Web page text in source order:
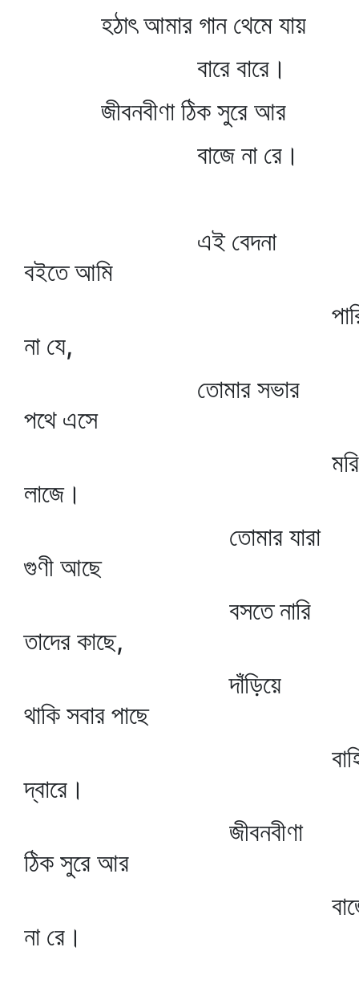
হঠাৎ আমার গান থেমে যায়
বারে বারে।
জীবনবীণা ঠিক সুরে আর
বাজে না রে।
এই বেদনা
বইতে আমি
না যে,
তোমার সভার
পথে এসে
মরি
লাজে।
তোমার যারা
গুণী আছে
বসতে নারি
তাদের কাছে,
দাঁড়িয়ে
থাকি সবার পাছে
দ্বারে।
জীবনবীণা
ঠিক সুরে আর
না রে।